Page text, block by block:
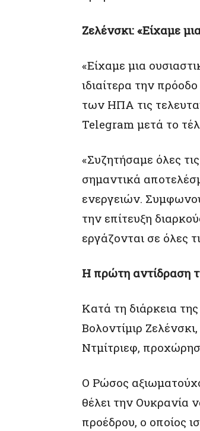
Ζελένσκι: «Είχαμε
«Είχαμε μια
ιδιαίτερα την
των ΗΠΑ τις
Telegram μετά το
«Συζητήσαμε όλες
σημαντικά
ενεργειών.
την επίτευξη
εργάζονται σε όλες
Η πρώτη αντίδραση
Κατά τη διάρκεια
Βολοντίμιρ
Ντμίτριεφ,
Ο Ρώσος
θέλει την Ουκρανία
προέδρου, ο οποίος